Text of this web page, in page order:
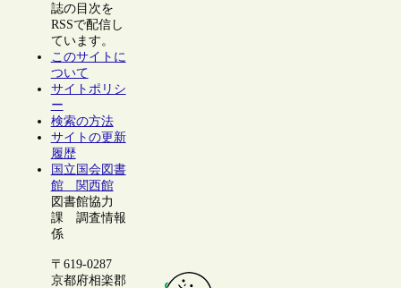
誌の目次を
RSSで配信し
ています。
このサイトに
ついて
サイトポリシ
ー
検索の方法
サイトの更新
履歴
国立国会図書
館 関西館
図書館協力
課 調査情報
係
〒619-0287
京都府相楽郡